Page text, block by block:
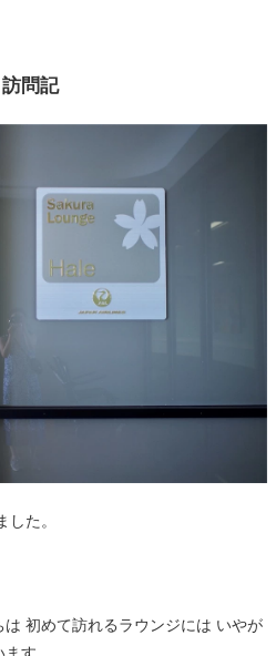
問記
た。
初めて訪れるラウンジには いやが